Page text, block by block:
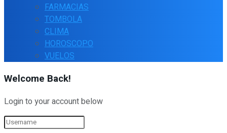
FARMACIAS
TOMBOLA
CLIMA
HOROSCOPO
VUELOS
Welcome Back!
Login to your account below